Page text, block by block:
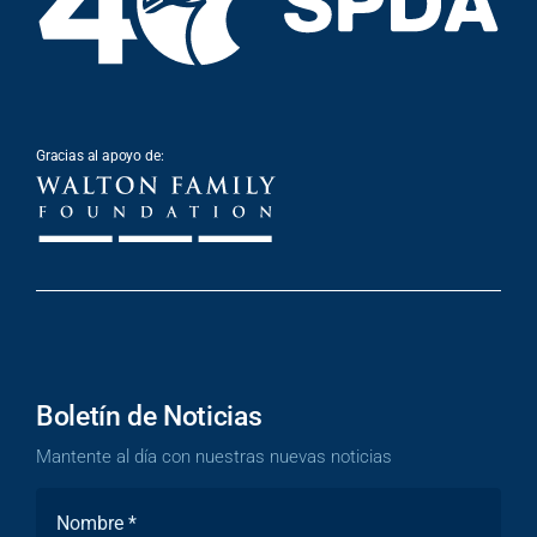
Gracias al apoyo de:
Boletín de Noticias
Mantente al día con nuestras nuevas noticias